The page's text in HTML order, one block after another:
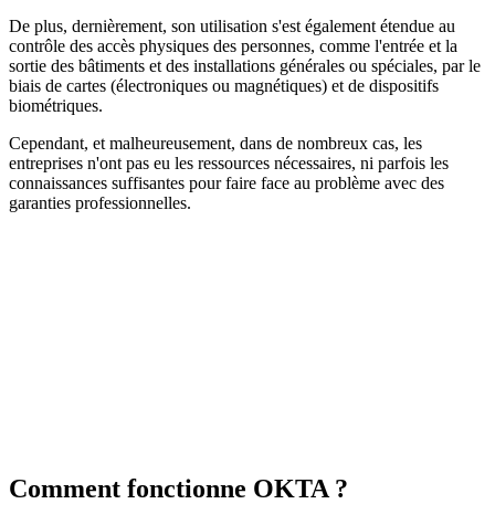
De plus, dernièrement, son utilisation s'est également étendue au
contrôle des accès physiques des personnes, comme l'entrée et la
sortie des bâtiments et des installations générales ou spéciales, par le
biais de cartes (électroniques ou magnétiques) et de dispositifs
biométriques.
Cependant, et malheureusement, dans de nombreux cas, les
entreprises n'ont pas eu les ressources nécessaires, ni parfois les
connaissances suffisantes pour faire face au problème avec des
garanties professionnelles.
Comment fonctionne OKTA ?